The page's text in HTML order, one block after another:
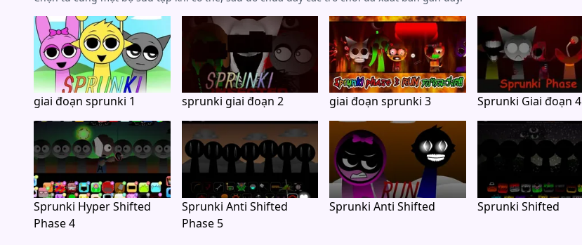
giai đoạn sprunki 1 sprunki giai đoạn 2 giai đoạn sprunki 3 Sprunki Giai đoạn 4
Sprunki Hyper Shifted
Phase 4
Sprunki Anti Shifted
Phase 5
Sprunki Anti Shifted Sprunki Shifted